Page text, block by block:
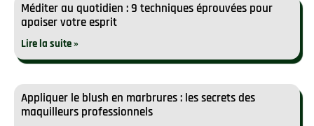
Méditer au quotidien : 9 techniques éprouvées pour
apaiser votre esprit
Lire la suite »
Appliquer le blush en marbrures : les secrets des
maquilleurs professionnels